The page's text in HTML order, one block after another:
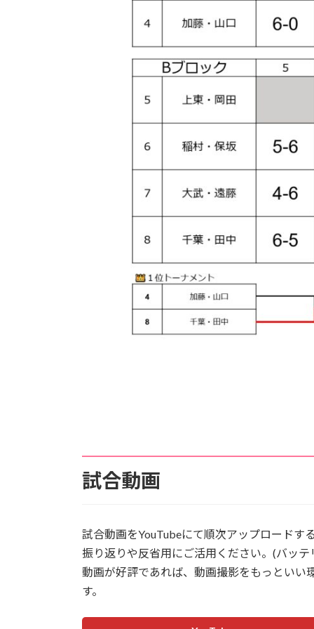
試合動画
試合動画をYouTubeにて順次アップロードす
振り返りや反省用にご活用ください。(バッ
動画が好評であれば、動画撮影をもっといい
す。